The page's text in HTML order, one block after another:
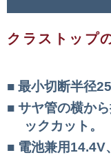
クラストップ
最小切断半径
サヤ管の横か
ックカット。
電池兼用14.4V